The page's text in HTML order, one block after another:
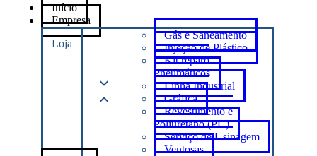
Início
Empresa
Loja
Gás e Saneamento
Injeção de Plástico
Kit reparo
Pneumáticos
Linha Industrial
Gráfica
Revestimento e
Poliuretano (PU)
Serviço de Usinagem
Ventosas